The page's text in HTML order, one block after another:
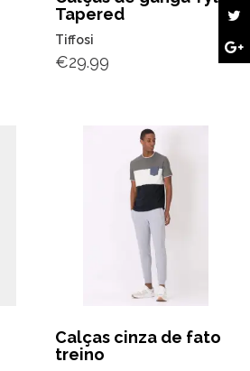
Tapered
Tiffosi
€29.99
Calças cinza de fato
treino